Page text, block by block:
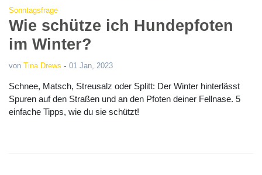
Sonntagsfrage
Wie schütze ich Hundepfoten
im Winter?
von Tina Drews - 01 Jan, 2023
Schnee, Matsch, Streusalz oder Splitt: Der Winter hinterlässt
Spuren auf den Straßen und an den Pfoten deiner Fellnase. 5
einfache Tipps, wie du sie schützt!